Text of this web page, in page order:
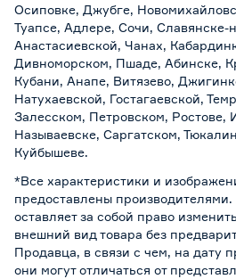
Осиповке, Джубге,
Туапсе, Адлере, Сочи, Славянске-
Анастасиевской, Чанах,
Дивноморском, Пшаде, Абинске,
Кубани, Анапе, Витязево,
Натухаевской, Гостагаевской,
Залесском, Петровском, Ростове,
Называевске, Саргатском,
Куйбышеве.
*Все характеристики и
предоставлены
оставляет за собой право
внешний вид товара без
Продавца, в связи с чем, на дату
они могут отличаться от